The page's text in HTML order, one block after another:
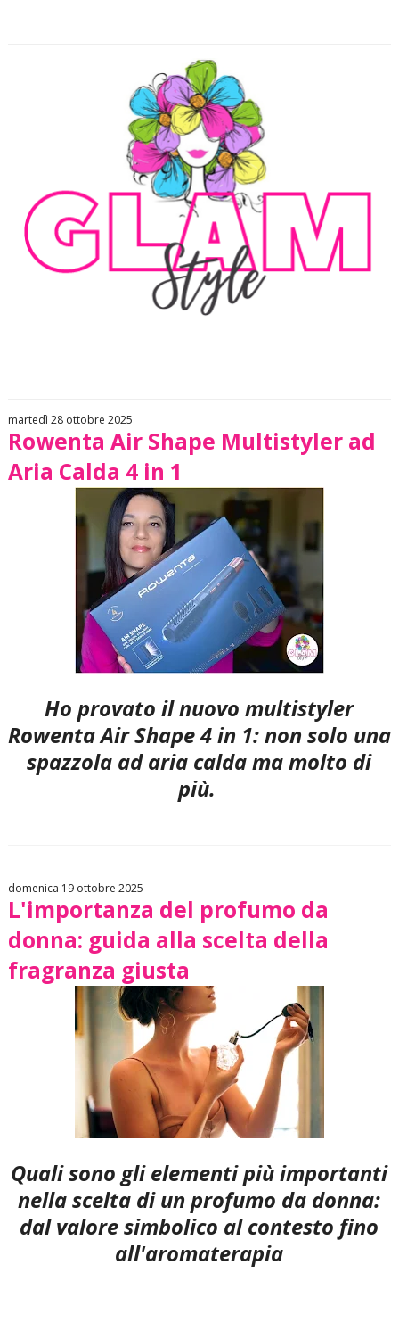
martedì 28 ottobre 2025
Rowenta Air Shape Multistyler ad
Aria Calda 4 in 1
Ho provato il nuovo multistyler
Rowenta Air Shape 4 in 1: non solo una
spazzola ad aria calda ma molto di
più.
domenica 19 ottobre 2025
L'importanza del profumo da
donna: guida alla scelta della
fragranza giusta
Quali sono gli elementi più importanti
nella scelta di un profumo da donna:
dal valore simbolico al contesto fino
all'aromaterapia